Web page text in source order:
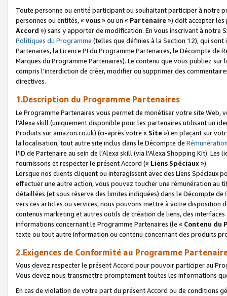
Toute personne ou entité participant ou souhaitant participer à notre
personnes ou entités, « vous» ou un « Partenaire ») doit accepter les
Accord ») sans y apporter de modification. En vous inscrivant à notre
Politiques du Programme (telles que définies à la Section 12), qui
Partenaires, la Licence PI du Programme Partenaires, le Décompte de
Marques du Programme Partenaires). Le contenu que vous publiez
compris l'interdiction de créer, modifier ou supprimer des
directives.
1.Description du Programme Partenaires
Le Programme Partenaires vous permet de monétiser votre site Web,
l'Alexa skill (uniquement disponible pour les partenaires utilisant un
Produits sur amazon.co.uk) (ci-après votre « Site ») en plaçant sur
la localisation, tout autre site inclus dans le Décompte de
l'ID de Partenaire au sein de l'Alexa skill (via l'Alexa Shopping Kit).
fournissons et respecter le présent Accord (« Liens Spéciaux»).
Lorsque nos clients cliquent ou interagissent avec des Liens Spéciaux
effectuer une autre action, vous pouvez toucher une rémunération
détaillées (et sous réserve des limites indiquées) dans le Décompte de
vers ces articles ou services, nous pouvons mettre à votre disposition
contenus marketing et autres outils de création de liens, des
informations concernant le Programme Partenaires (le « Contenu du
texte ou tout autre information ou contenu concernant des produits
2.Exigences de Conformité au Programme
Vous devez respecter le présent Accord pour pouvoir participer au
Vous devez nous transmettre promptement toutes les informations
En cas de violation de votre part du présent Accord ou de conditions